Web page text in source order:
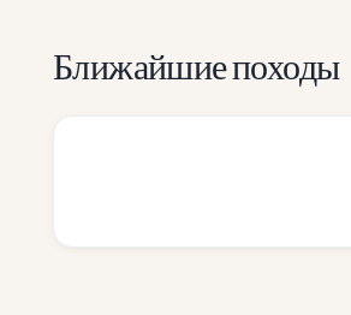
Ближайшие походы